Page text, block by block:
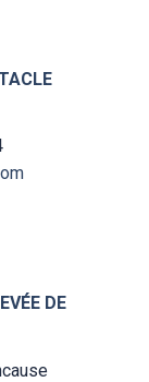
DE